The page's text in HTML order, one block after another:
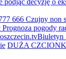
podjąć decyzję o
666 Czujny non
Prognoza pogody
Biuletyn
DUŻA